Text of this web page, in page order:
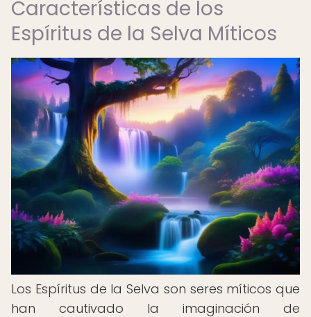
Características de los
Espíritus de la Selva Míticos
Los Espíritus de la Selva son seres míticos que
han cautivado la imaginación de